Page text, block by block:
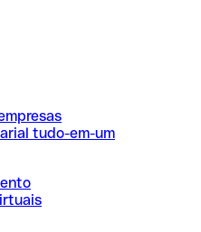
tudo-em-um